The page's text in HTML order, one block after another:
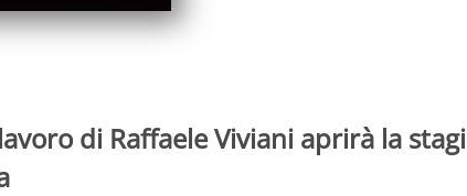
di Raffaele Viviani aprirà la